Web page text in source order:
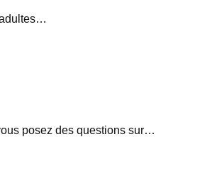
posez des questions sur…